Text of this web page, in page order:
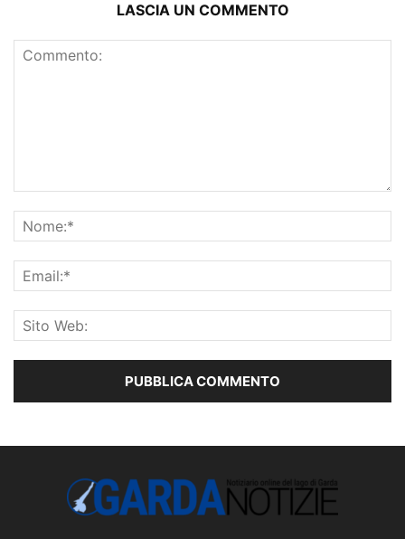
LASCIA UN COMMENTO